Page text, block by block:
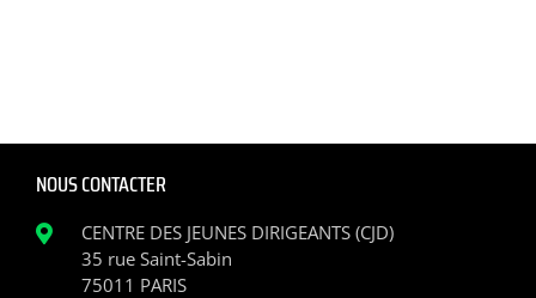
NOUS CONTACTER
CENTRE DES JEUNES DIRIGEANTS (CJD)
35 rue Saint-Sabin
75011 PARIS